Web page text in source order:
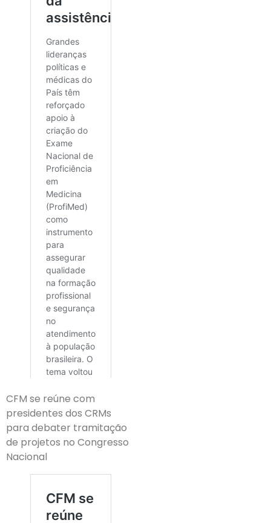
CFM se reúne com
presidentes dos CRMs
para debater tramitação
de projetos no Congresso
Nacional